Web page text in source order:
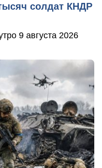
солдат КНДР
9 августа 2026